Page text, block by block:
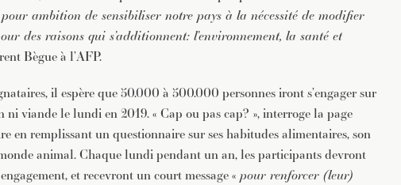
ambition de sensibiliser notre pays à la nécessité de modifier
des raisons qui s’additionnent: l’environnement, la santé et
Bègue à l’AFP.
il espère que 50.000 à 500.000 personnes iront s’engager sur
ni viande le lundi en 2019. « Cap ou pas cap? », interroge la page
en remplissant un questionnaire sur ses habitudes alimentaires, son
animal. Chaque lundi pendant un an, les participants devront
et recevront un court message « pour renforcer (leur)